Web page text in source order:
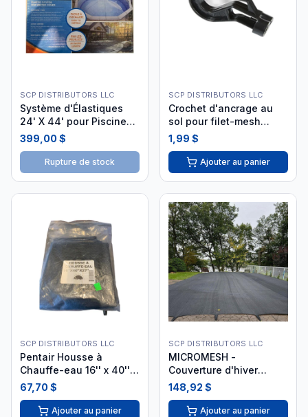
SCP DISTRIBUTORS LLC
Système d'Élastiques
24' X 44' pour Piscine
Creusée SRC2444
399,00 $
Rupture de stock
SCP DISTRIBUTORS LLC
Crochet d'ancrage au
sol pour filet-mesh
élastique (Unité) -
AHCRDP
1,99 $
Ajouter au panier
SCP DISTRIBUTORS LLC
Pentair Housse à
Chauffe-eau 16'' x 40'' x
27''
67,70 $
Ajouter au panier
SCP DISTRIBUTORS LLC
MICROMESH -
Couverture d'hiver
Micromesh pour piscine
148,92 $
Ajouter au panier